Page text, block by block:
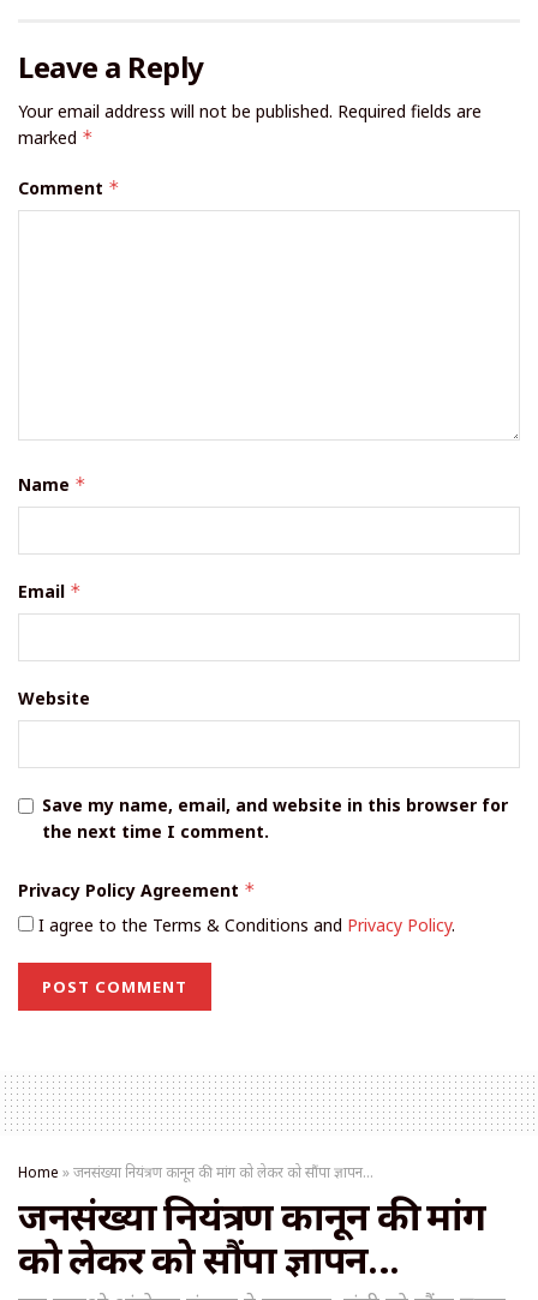
Leave a Reply
Your email address will not be published. Required fields are
marked *
Comment *
Name *
Email *
Website
Save my name, email, and website in this browser for
the next time I comment.
Privacy Policy Agreement *
I agree to the Terms & Conditions and Privacy Policy.
Home »जनसंख्या नियंत्रण कानून की मांग को लेकर को सौंपा ज्ञापन…
जनसंख्या नियंत्रण कानून की मांग
को लेकर को सौंपा ज्ञापन…